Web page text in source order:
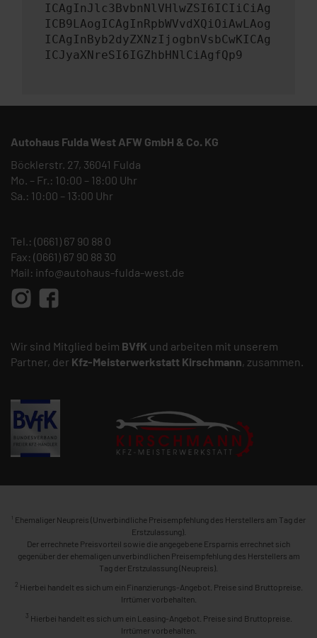
ICAgInJlc3BvbnNlVHlwZSI6ICIiCiAg
ICB9LAogICAgInRpbWVvdXQiOiAwLAog
ICAgInByb2dyZXNzIjogbnVsbCwKICAg
ICJyaXNreSI6IGZhbHNlCiAgfQp9
Autohaus Fulda West AFW GmbH & Co. KG
Böcklerstr. 27, 36041 Fulda
Mo. – Fr.: 10:00 – 18:00 Uhr
Sa.: 10:00 – 13:00 Uhr
Tel.: (0661) 67 90 88 0
Fax: (0661) 67 90 88 30
Mail: info@autohaus-fulda-west.de
Wir sind Mitglied beim BVfK und arbeiten mit unserem
Partner, der Kfz-Meisterwerkstatt Kirschmann, zusammen.
1 Ehemaliger Neupreis (Unverbindliche Preisempfehlung des Herstellers am Tag der
Erstzulassung).
Der errechnete Preisvorteil sowie die angegebene Ersparnis errechnet sich
gegenüber der ehemaligen unverbindlichen Preisempfehlung des Herstellers am
Tag der Erstzulassung (Neupreis).
2 Hierbei handelt es sich um ein Finanzierungs-Angebot. Preise sind Bruttopreise.
Irrtümer vorbehalten.
3 Hierbei handelt es sich um ein Leasing-Angebot. Preise sind Bruttopreise.
Irrtümer vorbehalten.